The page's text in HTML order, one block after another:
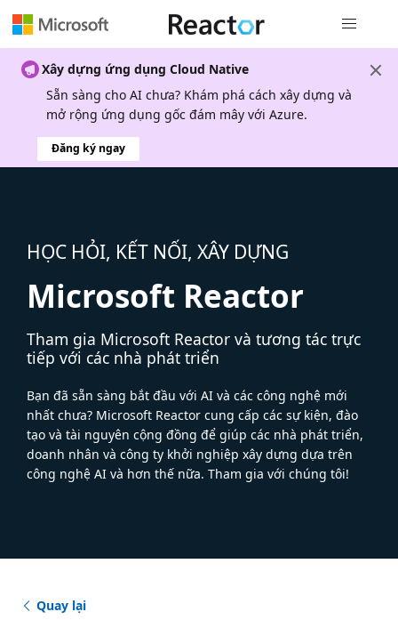
Xây dựng ứng dụng Cloud Native
Sẵn sàng cho AI chưa? Khám phá cách xây dựng và
mở rộng ứng dụng gốc đám mây với Azure.
Đăng ký ngay
HỌC HỎI, KẾT NỐI, XÂY DỰNG
Microsoft Reactor
Tham gia Microsoft Reactor và tương tác trực
tiếp với các nhà phát triển
Bạn đã sẵn sàng bắt đầu với AI và các công nghệ mới
nhất chưa? Microsoft Reactor cung cấp các sự kiện, đào
tạo và tài nguyên cộng đồng để giúp các nhà phát triển,
doanh nhân và công ty khởi nghiệp xây dựng dựa trên
công nghệ AI và hơn thế nữa. Tham gia với chúng tôi!
Quay lại